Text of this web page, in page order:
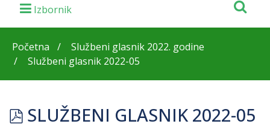
Početna
Službeni glasnik 2022. godine
Službeni glasnik 2022-05
pdf
SLUŽBENI GLASNIK 2022-05